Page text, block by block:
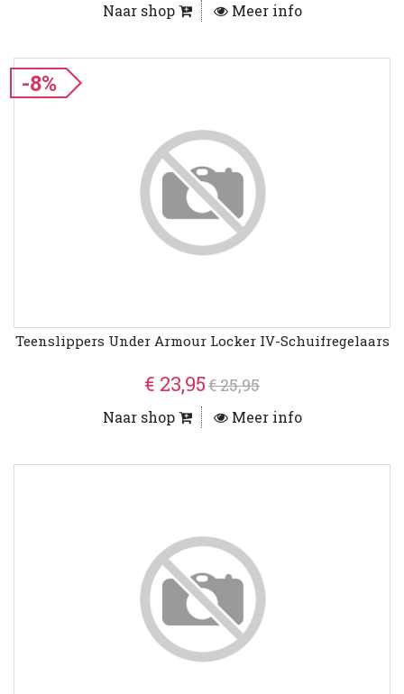
Naar shop Meer info
-8%
Teenslippers Under Armour Locker IV-Schuifregelaars
€ 23,95€ 25,95
Naar shop Meer info